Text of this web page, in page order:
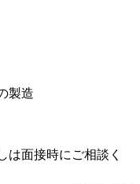
製造
面接時にご相談く